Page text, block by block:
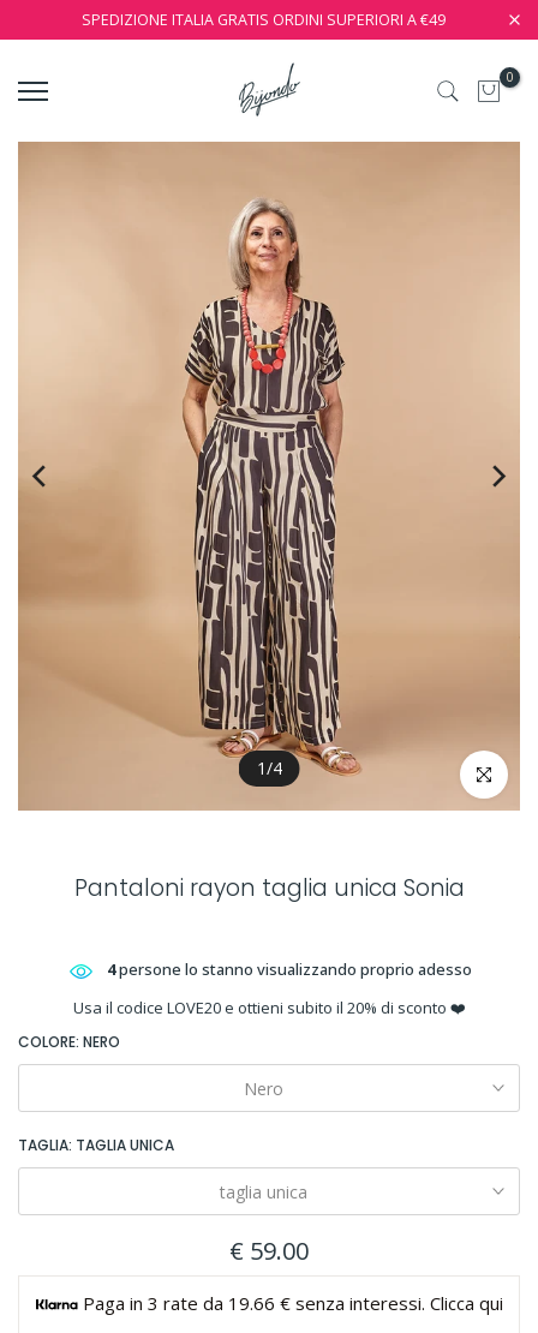
SPEDIZIONE ITALIA GRATIS ORDINI SUPERIORI A €49
0
1/4 clicca per
Pantaloni rayon taglia unica Sonia
4persone lo stanno visualizzando proprio adesso
Usa il codice LOVE20 e ottieni subito il 20% di sconto ❤️
COLORE: NERO
Nero
TAGLIA: TAGLIA UNICA
taglia unica
€ 59.00
Paga in 3 rate da 19.66 € senza interessi. Clicca qui